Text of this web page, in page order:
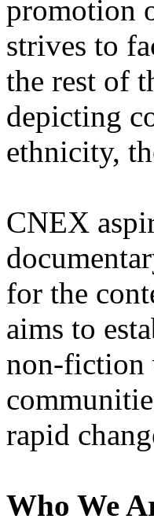
promotion
strives to
the rest of
depicting
ethnicity,
CNEX
for the
aims to
non-fiction
rapid
Who We